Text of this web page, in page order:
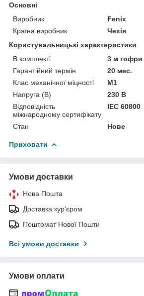
Основні
Виробник
Fenix
Країна виробник
Чехія
Користувальницькі характеристики
В комплекті
3 м гофри
Гарантійний термін
20 мес.
Клас механічної міцності
М1
Напруга (В)
230 В
Відповідність
міжнародному сертифікату
IEC 60800
Стан Нове
Приховати
Умови доставки
Нова Пошта
Доставка кур'єром
Поштомат Нової Пошти
Всі умови доставки
Умови оплати